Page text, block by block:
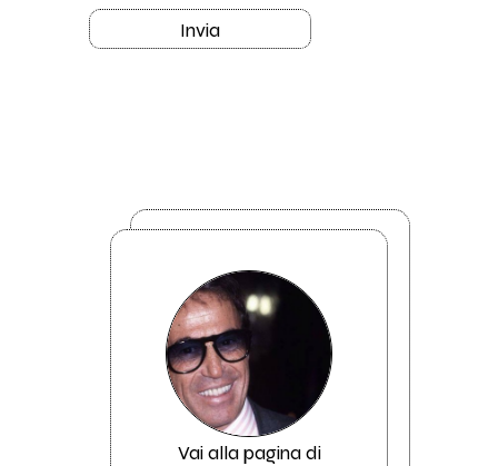
Invia
Vai alla pagina di